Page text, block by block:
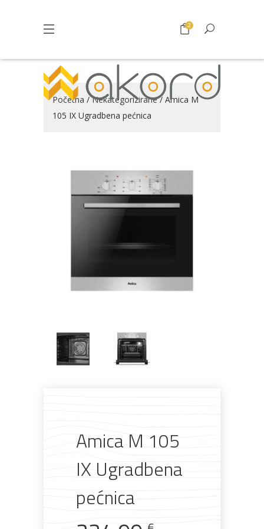
2
Početna /Nekategorizirane/ Amica M
105 IX Ugradbena pećnica
Amica M 105
IX Ugradbena
pećnica